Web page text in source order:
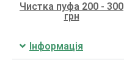
Чистка пуфа 200 - 300
грн
Інформація